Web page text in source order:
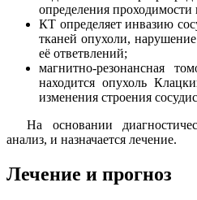
определения проходимости
КТ определяет инвазию
тканей опухоли,
её ответвлений;
магнитно-резонансная
находится опухоль
изменения строения
На основании
анализ, и назначается лечение.
Лечение и прогноз